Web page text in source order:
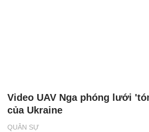
QUÂN SỰ
Video UAV Nga phóng lưới
của Ukraine